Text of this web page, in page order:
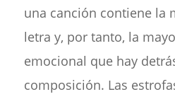
una canción contiene la
letra y, por tanto, la
emocional que hay
composición. Las